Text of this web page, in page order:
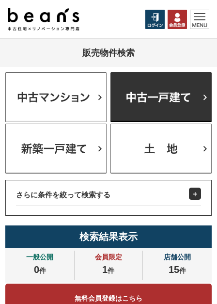
販売物件検索
さらに条件を絞って検索する
検索結果表示
一般公開
0件
会員限定
1件
店舗公開
15件
無料会員登録はこちら